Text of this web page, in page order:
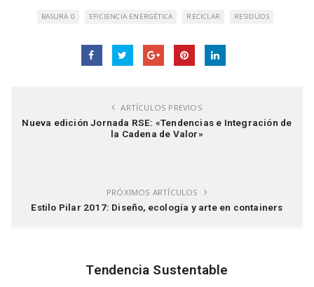
BASURA 0 EFICIENCIA ENERGÉTICA RECICLAR RESIDUOS
ARTÍCULOS PREVIOS
Nueva edición Jornada RSE: «Tendencias e Integración de
la Cadena de Valor»
PRÓXIMOS ARTÍCULOS
Estilo Pilar 2017: Diseño, ecología y arte en containers
Tendencia Sustentable